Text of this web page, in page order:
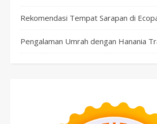
Rekomendasi Tempat Sarapan di
Pengalaman Umrah dengan Hanania